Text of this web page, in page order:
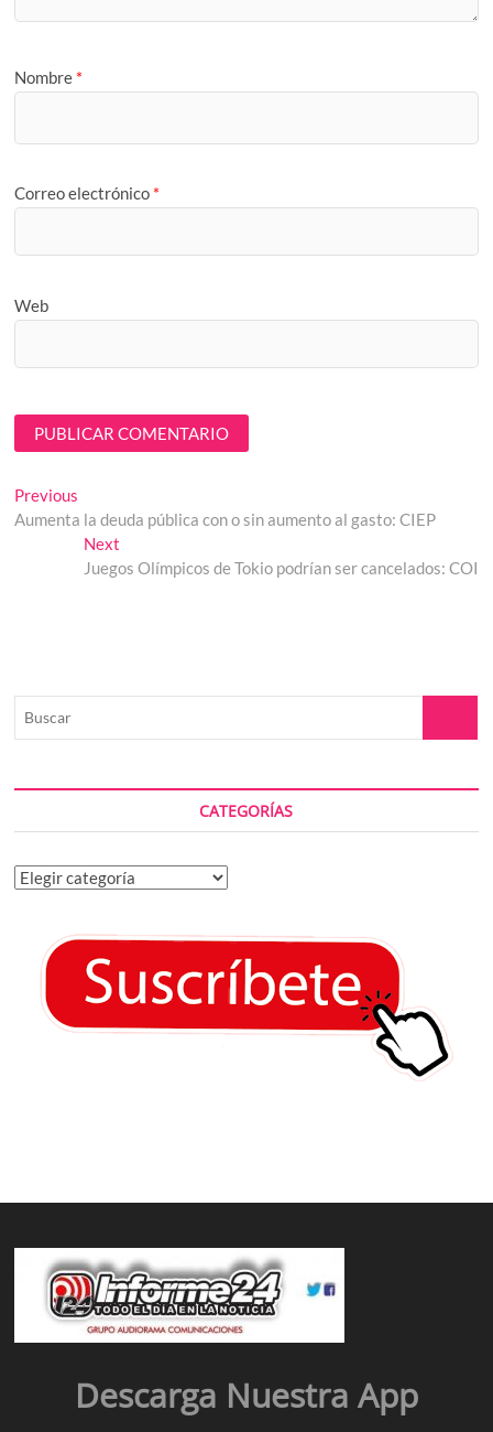
Nombre *
Correo electrónico *
Web
Navegación
de
entradas
Previous
post:
Aumenta la deuda pública con o sin aumento al gasto: CIEP
NextNext
post:
Juegos Olímpicos de Tokio podrían ser cancelados: COI
CATEGORÍAS
Categorías
Descarga Nuestra App